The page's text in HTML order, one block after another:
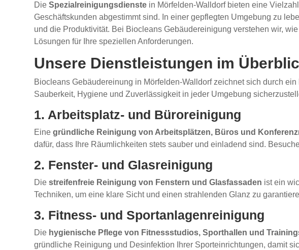
DieSpezialreinigungsdienste in Mörfelden-Walldorf bieten eine
Geschäftskunden abgestimmt sind. In einer gepflegten Umgebung zu
und die Produktivität. Bei Biocleans Gebäudereinigung verstehen wir,
Lösungen für Ihre speziellen Anforderungen.
Unsere Dienstleistungen im
Biocleans Gebäude­rei­nung in Mörfelden-Walldorf zeichnet sich durch ein
Sauberkeit, Hygiene und Zuverlässigkeit in jeder Umgebung
1. Arbeitsplatz- und Büroreinigung
Einegründliche Reinigung von Arbeitsplätzen, Büros und
dafür, dass Ihre Räumlichkeiten stets sauber und einladend sind.
2. Fenster- und Glasreinigung
Diestreifenfreie Reinigung von Fenstern und Glasfassaden ist ein
Techniken, um eine klare Sicht und einen strahlenden Glanz zu
3. Fitness- und Sportanlagenreinigung
Die hygienische Pflege von Fitnessstudios, Sporthallen und
gründliche Reinigung und Desinfektion Ihrer Sporteinrichtungen, damit